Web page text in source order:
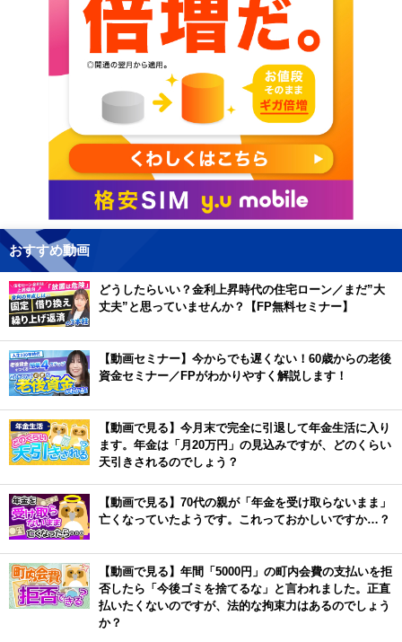
おすすめ動画
どうしたらいい？金利上昇時代の住宅ローン／まだ”大
丈夫”と思っていませんか？【FP無料セミナー】
【動画セミナー】今からでも遅くない！60歳からの老後
資金セミナー／FPがわかりやすく解説します！
【動画で見る】今月末で完全に引退して年金生活に入り
ます。年金は「月20万円」の見込みですが、どのくらい
天引きされるのでしょう？
【動画で見る】70代の親が「年金を受け取らないまま」
亡くなっていたようです。これっておかしいですか…？
【動画で見る】年間「5000円」の町内会費の支払いを拒
否したら「今後ゴミを捨てるな」と言われました。正直
払いたくないのですが、法的な拘束力はあるのでしょう
か？